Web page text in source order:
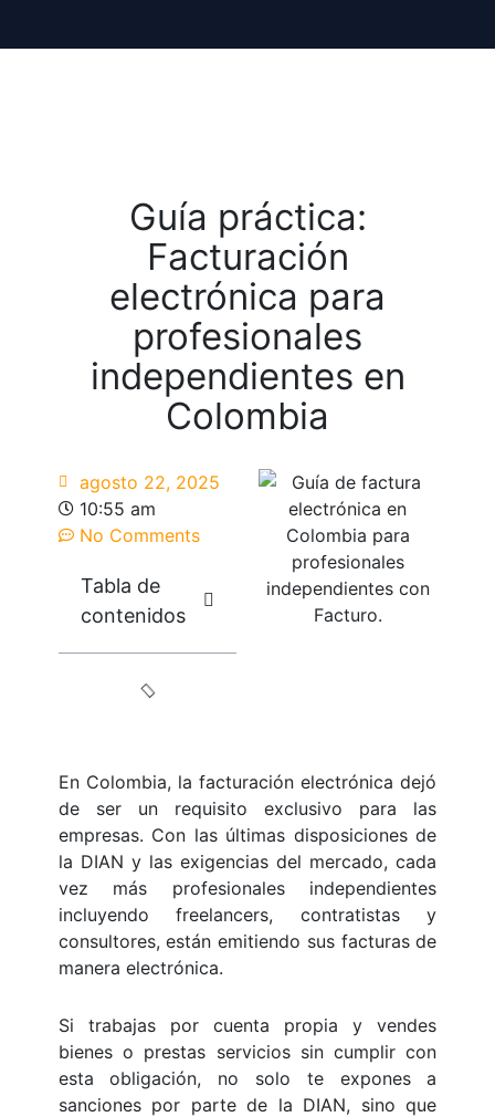
Guía práctica:
Facturación
electrónica para
profesionales
independientes en
Colombia
agosto 22, 2025
10:55 am
No Comments
Tabla de
contenidos
En Colombia, la facturación electrónica dejó
de ser un requisito exclusivo para las
empresas. Con las últimas disposiciones de
la DIAN y las exigencias del mercado, cada
vez más profesionales independientes
incluyendo freelancers, contratistas y
consultores, están emitiendo sus facturas de
manera electrónica.
Si trabajas por cuenta propia y vendes
bienes o prestas servicios sin cumplir con
esta obligación, no solo te expones a
sanciones por parte de la DIAN, sino que